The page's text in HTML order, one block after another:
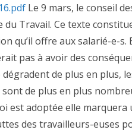
Le 9 mars, le conseil
Travail. Ce texte
qu’il offre aux salarié-e-s.
pas à avoir des
de plus en plus,
de plus en plus
est adoptée elle marquera
des travailleurs-euses